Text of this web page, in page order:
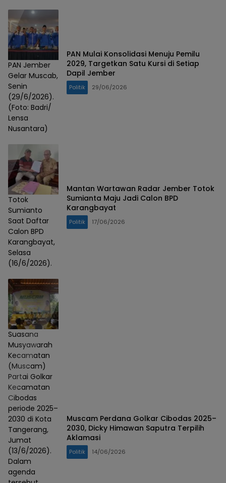
PAN Jember
Gelar Muscab,
Senin
(29/6/2026).
(Foto: Badri/
Lensa
Nusantara)
PAN Mulai Konsolidasi Menuju Pemilu
2029, Targetkan Satu Kursi di Setiap
Dapil Jember
Politik 29/06/2026
Totok
Sumianto
Saat Daftar
Calon BPD
Karangbayat,
Selasa
(16/6/2026).
Mantan Wartawan Radar Jember Totok
Sumianta Maju Jadi Calon BPD
Karangbayat
Politik 17/06/2026
Suasana
Musyawarah
Kecamatan
(Muscam)
Partai Golkar
Kecamatan
Cibodas
periode 2025–
2030 di Kota
Tangerang,
Jumat
(13/6/2026).
Dalam
agenda
Muscam Perdana Golkar Cibodas 2025–
2030, Dicky Himawan Saputra Terpilih
Aklamasi
Politik 14/06/2026